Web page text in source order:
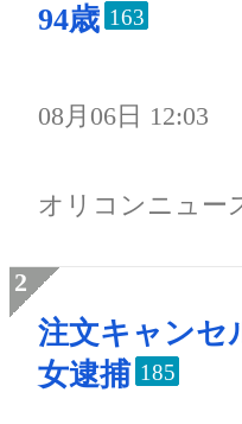
94歳 163
08月06日 12:03
オリコンニュー
注文キャンセ
女逮捕 185